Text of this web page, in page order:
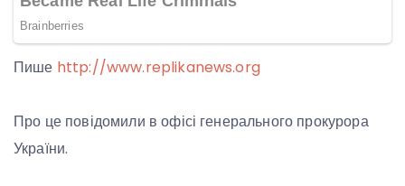
Пише http://www.replikanews.org
Про це повідомили в офісі генерального прокурора
України.